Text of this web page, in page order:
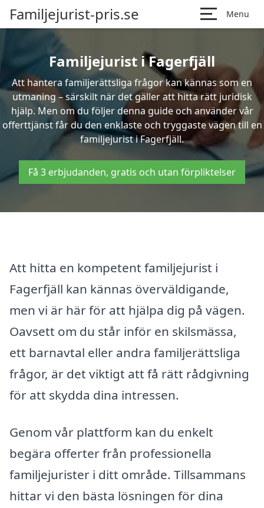
Familjejurist-pris.se Menu
Familjejurist i Fagerfjäll
Att hantera familjerättsliga frågor kan kännas som en
utmaning – särskilt när det gäller att hitta rätt juridisk
hjälp. Men om du följer denna guide och använder vår
offerttjänst får du den enklaste och tryggaste vägen till en
familjejurist i Fagerfjäll.
Få 3 erbjudanden, gratis och utan förpliktelser
Att hitta en kompetent familjejurist i
Fagerfjäll kan kännas överväldigande,
men vi är här för att hjälpa dig på vägen.
Oavsett om du står inför en skilsmässa,
ett barnavtal eller andra familjerättsliga
frågor, är det viktigt att få rätt rådgivning
för att skydda dina intressen.
Genom vår plattform kan du enkelt
begära offerter från professionella
familjejurister i ditt område. Tillsammans
hittar vi den bästa lösningen för dina